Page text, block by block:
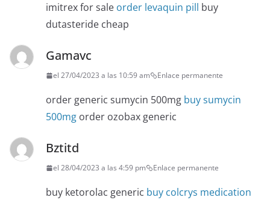
imitrex for sale order levaquin pill buy
dutasteride cheap
Gamavc
el 27/04/2023 a las 10:59 am Enlace permanente
order generic sumycin 500mg buy sumycin
500mg order ozobax generic
Bztitd
el 28/04/2023 a las 4:59 pm Enlace permanente
buy ketorolac generic buy colcrys medication